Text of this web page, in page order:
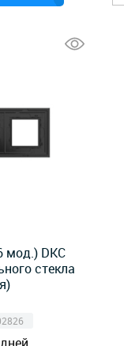
мод.) DKC
стекла